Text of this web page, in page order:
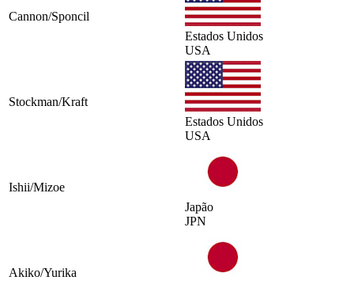
Cannon/Sponcil
Estados Unidos
USA
Stockman/Kraft
Estados Unidos
USA
Ishii/Mizoe
Japão
JPN
Akiko/Yurika